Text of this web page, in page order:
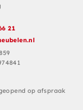
21
op afspraak